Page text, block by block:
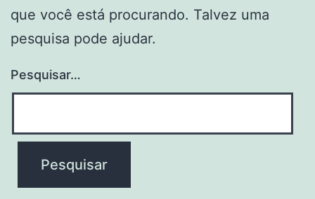
que você está procurando. Talvez uma
pesquisa pode ajudar.
Pesquisar…